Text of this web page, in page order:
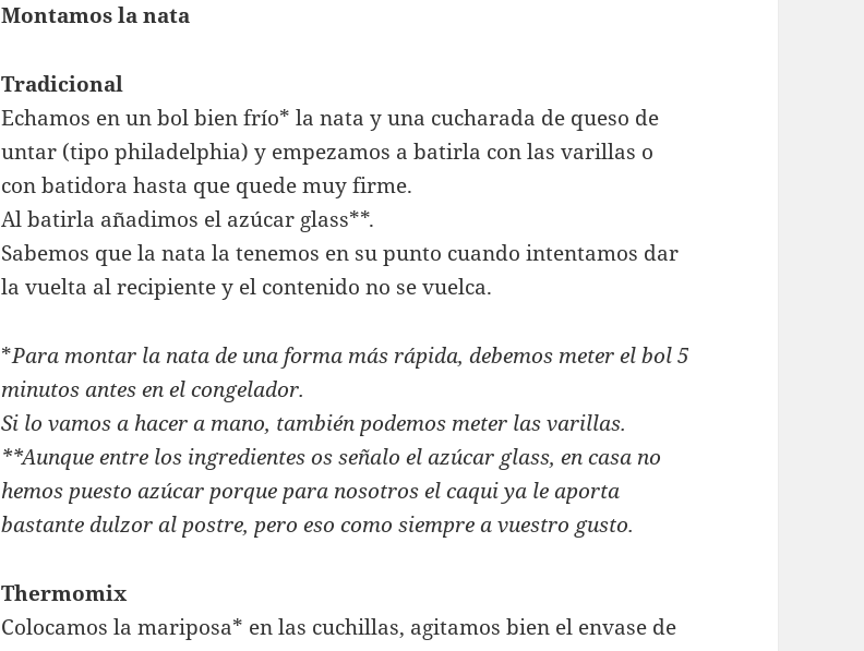
Montamos la nata
Tradicional
Echamos en un bol bien frío* la nata y una cucharada de queso de
untar (tipo philadelphia) y empezamos a batirla con las varillas o
con batidora hasta que quede muy firme.
Al batirla añadimos el azúcar glass**.
Sabemos que la nata la tenemos en su punto cuando intentamos dar
la vuelta al recipiente y el contenido no se vuelca.
*Para montar la nata de una forma más rápida, debemos meter el bol 5
minutos antes en el congelador.
Si lo vamos a hacer a mano, también podemos meter las varillas.
**Aunque entre los ingredientes os señalo el azúcar glass, en casa no
hemos puesto azúcar porque para nosotros el caqui ya le aporta
bastante dulzor al postre, pero eso como siempre a vuestro gusto.
Thermomix
Colocamos la mariposa* en las cuchillas, agitamos bien el envase de